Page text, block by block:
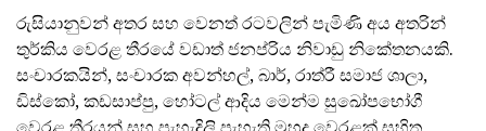
රුසියානුවන් අතර සහ වෙනත් රටවලින් පැමිණි අය අතරින්
තුර්කිය වෙරළ තීරයේ වඩාත් ජනප්රිය නිවාඩු නිකේතනයකි.
සංචාරකයින්, සංචාරක අවන්හල්, බාර්, රාත්රී සමාජ ශාලා,
ඩිස්කෝ, කඩසාප්පු, හෝටල් ආදිය මෙන්ම සුඛෝපභෝගී